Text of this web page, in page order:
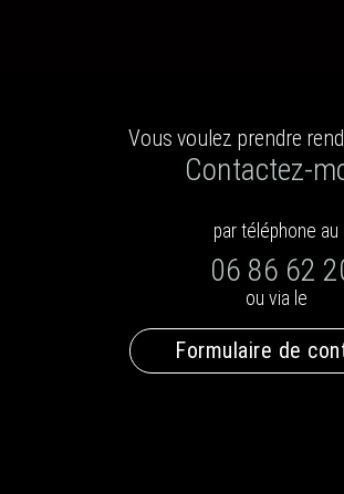
Vous voulez prendre
Contactez-
par téléphone au
06 86 62
ou via le
Formulaire de